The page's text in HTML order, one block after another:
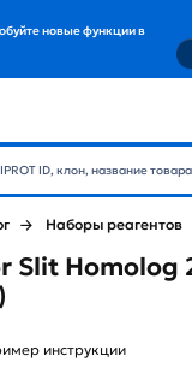
новые функции в
Наборы реагентов
Slit Homolog
инструкции